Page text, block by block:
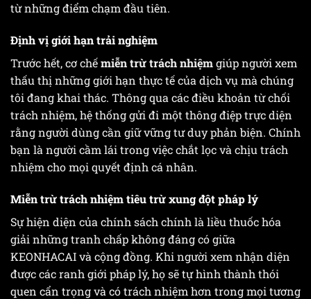
từ những điểm chạm đầu tiên.
Định vị giới hạn trải nghiệm
Trước hết, cơ chếmiễn trừ trách nhiệmgiúp người xem
thấu thị những giới hạn thực tế của dịch vụ mà chúng
tôi đang khai thác. Thông qua các điều khoản từ chối
trách nhiệm, hệ thống gửi đi một thông điệp trực diện
rằng người dùng cần giữ vững tư duy phản biện. Chính
bạn là người cầm lái trong việc chắt lọc và chịu trách
nhiệm cho mọi quyết định cá nhân.
Miễn trừ trách nhiệm tiêu trừ xung đột pháp lý
Sự hiện diện của chính sách chính là liều thuốc hóa
giải những tranh chấp không đáng có giữa
KEONHACAI và cộng đồng. Khi người xem nhận diện
được các ranh giới pháp lý, họ sẽ tự hình thành thói
quen cẩn trọng và có trách nhiệm hơn trong mọi tương